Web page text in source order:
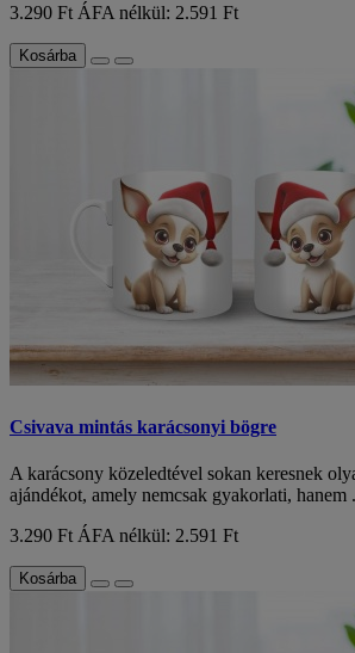
3.290 Ft ÁFA nélkül: 2.591 Ft
Kosárba
Csivava mintás karácsonyi bögre
A karácsony közeledtével sokan keresnek
ajándékot, amely nemcsak gyakorlati, hanem
3.290 FtÁFA nélkül: 2.591 Ft
Kosárba